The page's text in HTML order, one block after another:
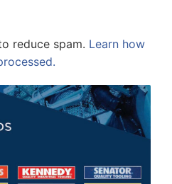
reduce spam. Learn how